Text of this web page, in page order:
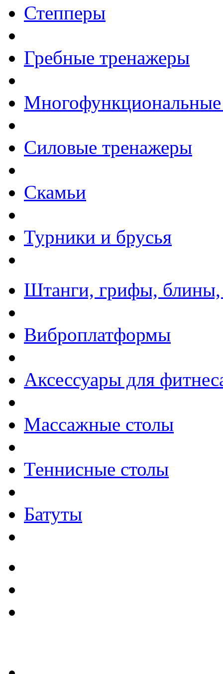
Степперы
Гребные тренажеры
Силовые тренажеры
Скамьи
Турники и брусья
Штанги, грифы, блины,
Виброплатформы
Аксессуары для
Массажные столы
Теннисные столы
Батуты